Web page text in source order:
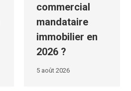
commercial
mandataire
immobilier en
2026 ?
5 août 2026